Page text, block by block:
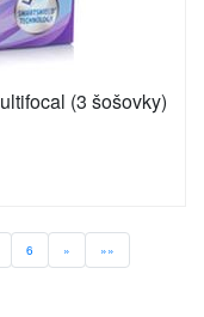
(3 šošovky)
6 » »»